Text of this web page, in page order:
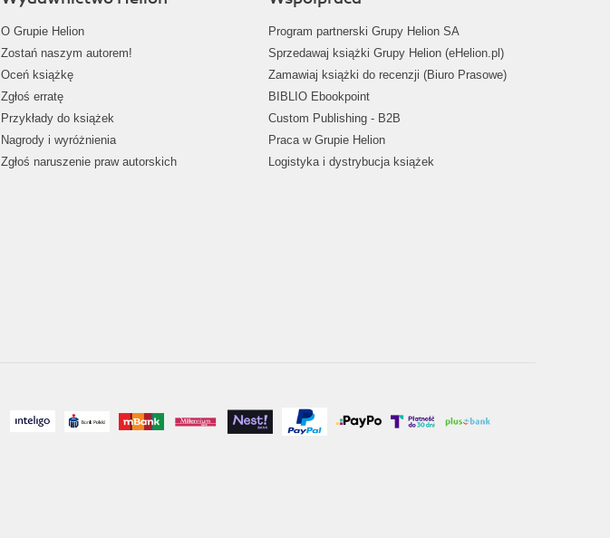
O Grupie Helion
Zostań naszym autorem!
Oceń książkę
Zgłoś erratę
Przykłady do książek
Nagrody i wyróżnienia
Zgłoś naruszenie praw autorskich
Program partnerski Grupy Helion SA
Sprzedawaj książki Grupy Helion (eHelion.pl)
Zamawiaj książki do recenzji (Biuro Prasowe)
BIBLIO Ebookpoint
Custom Publishing - B2B
Praca w Grupie Helion
Logistyka i dystrybucja książek